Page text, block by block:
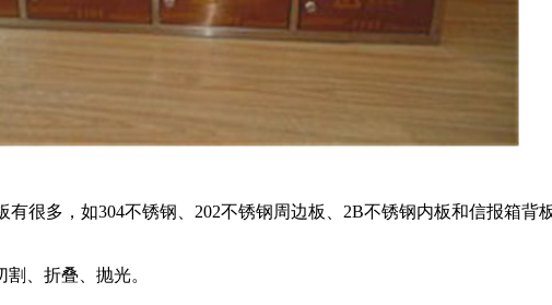
很多，如304不锈钢、202不锈钢周边板、2B不锈钢内板和信报箱背
、折叠、抛光。